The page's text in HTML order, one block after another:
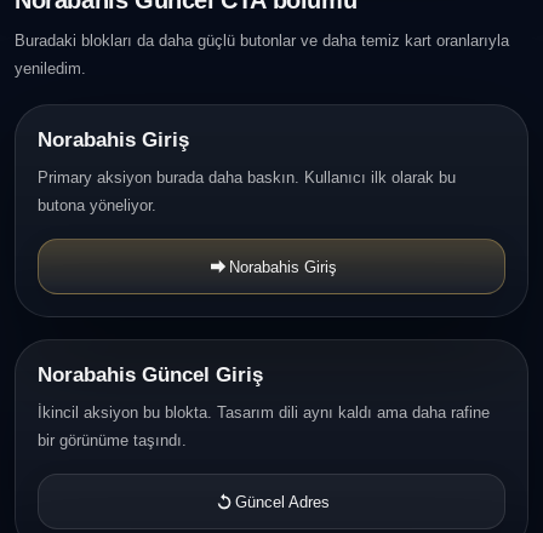
Buradaki blokları da daha güçlü butonlar ve daha temiz kart oranlarıyla
yeniledim.
Norabahis Giriş
Primary aksiyon burada daha baskın. Kullanıcı ilk olarak bu
butona yöneliyor.
Norabahis Giriş
Norabahis Güncel Giriş
İkincil aksiyon bu blokta. Tasarım dili aynı kaldı ama daha rafine
bir görünüme taşındı.
Güncel Adres